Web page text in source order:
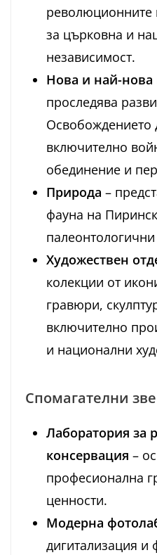
революционните
за църковна и
независимост.
Нова и най-нова
проследява
Освобождението
включително
обединение и
Природа –
фауна на
Художествен
колекции от
гравюри,
включително
и национални
Спомагателни
Лаборатория за
консервация –
професионална
ценности.
Модерна
дигитализация и